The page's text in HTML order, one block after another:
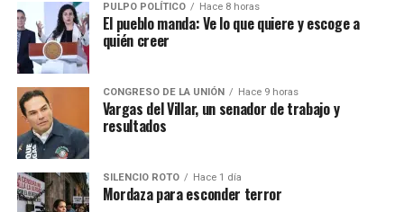
PULPO POLÍTICO Hace 8 horas
El pueblo manda: Ve lo que quiere y escoge a
quién creer
CONGRESO DE LA UNIÓN Hace 9 horas
Vargas del Villar, un senador de trabajo y
resultados
SILENCIO ROTO Hace 1 día
Mordaza para esconder terror